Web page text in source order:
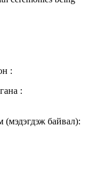
:
:
(мэдэгдэж байвал):